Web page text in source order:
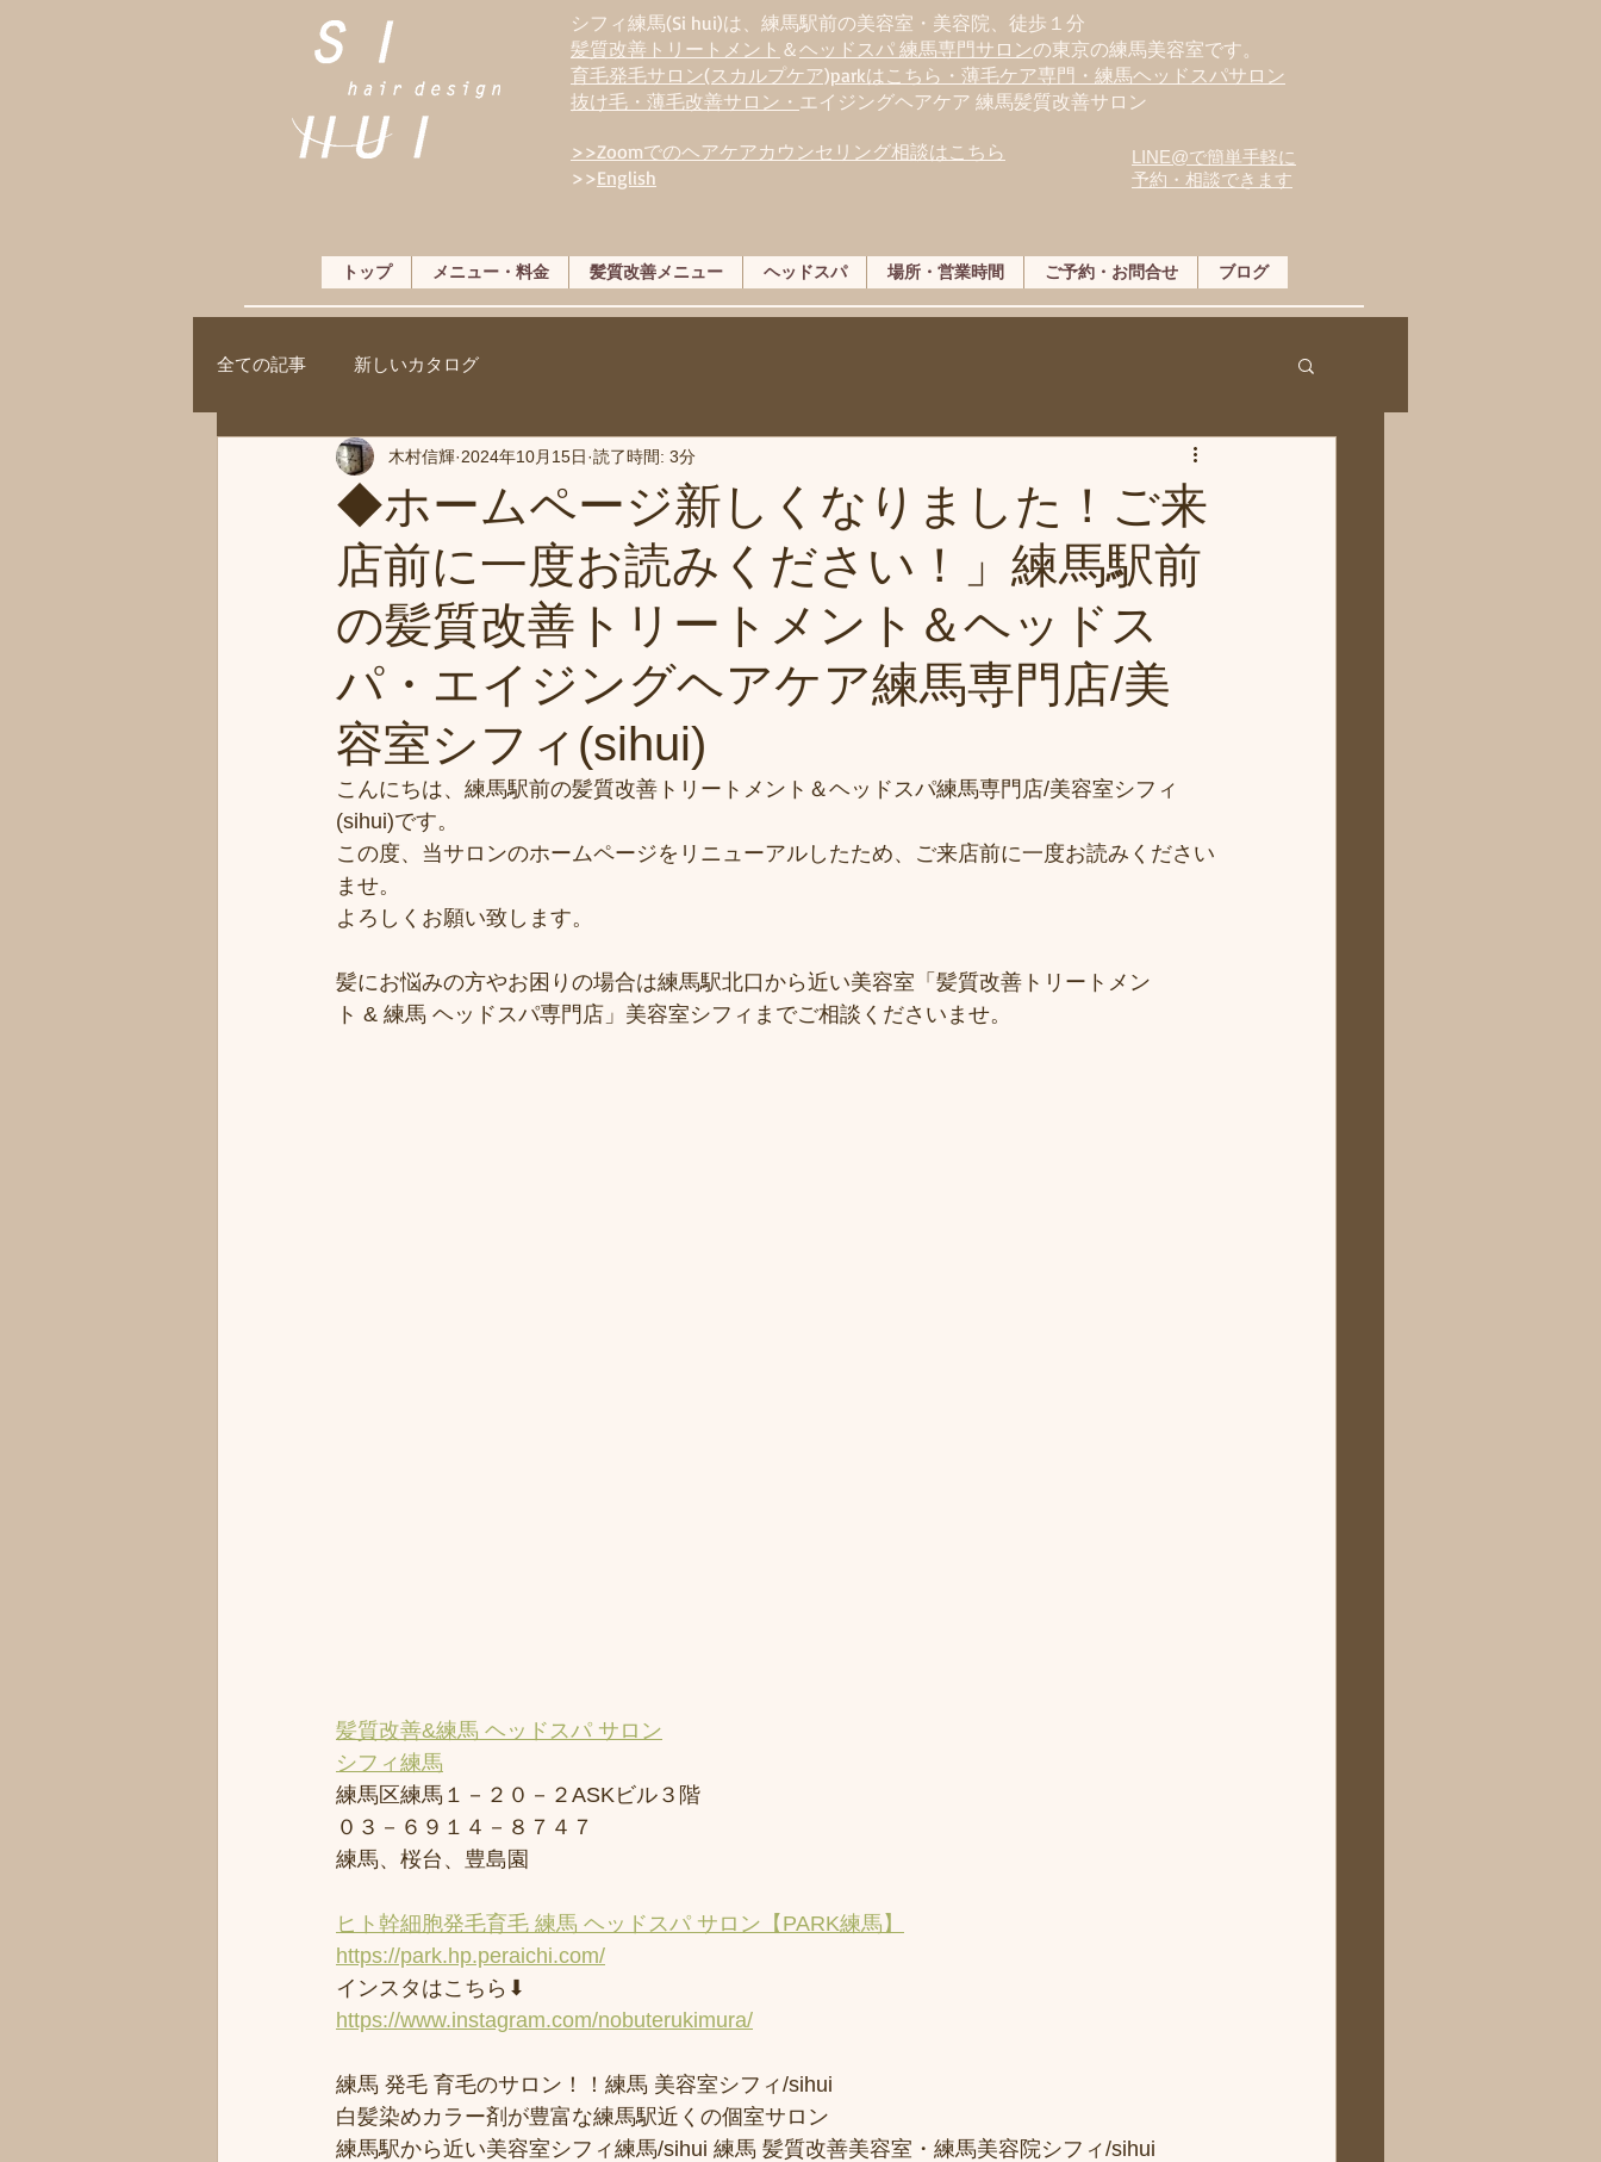
シフィ練馬(Si hui)は、 練馬駅前の美容室・美容院、徒歩１分
髪質改善トリートメント ＆ヘッドスパ 練馬専門サロンの東京の練馬美容室です。
育毛発毛サロン(スカルプケア)parkはこちら・薄毛ケア専門・練馬ヘッドスパサロン
抜け毛・薄毛改善サロン・ エイジングヘアケア 練馬髪質改善サロン
>>Zoomでのヘアケアカウンセリング相談はこちら
>>English
LINE@で簡単手軽に
予約・相談できます
トップ メニュー・料金 髪質改善メニュー ヘッドスパ 場所・営業時間 ご予約・お問合せ ブログ
全ての記事 新しいカタログ
◆ホームページ新しくなりました！ご来
店前に一度お読みください！」練馬駅前
の髪質改善トリートメント＆ヘッドス
パ・エイジングヘアケア練馬専門店/美
容室シフィ(sihui)
木村信輝 2024年10月15日 読了時間: 3分
こんにちは、練馬駅前の髪質改善トリートメント＆ヘッドスパ練馬専門店/美容室シフィ
(sihui)です。
この度、当サロンのホームページをリニューアルしたため、ご来店前に一度お読みください
ませ。
よろしくお願い致します。
髪にお悩みの方やお困りの場合は練馬駅北口から近い美容室「髪質改善トリートメン
ト & 練馬 ヘッドスパ専門店」美容室シフィまでご相談くださいませ。
髪質改善&練馬 ヘッドスパ サロン
シフィ練馬
練馬区練馬１－２０－２ASKビル３階
０３－６９１４－８７４７
練馬、桜台、豊島園
ヒト幹細胞発毛育毛 練馬 ヘッドスパ サロン【PARK練馬】
https://park.hp.peraichi.com/
インスタはこちら⬇︎
https://www.instagram.com/nobuterukimura/
練馬 発毛 育毛のサロン！！練馬 美容室シフィ/sihui
白髪染めカラー剤が豊富な練馬駅近くの個室サロン
練馬駅から近い美容室シフィ練馬/sihui 練馬 髪質改善美容室・練馬美容院シフィ/sihui